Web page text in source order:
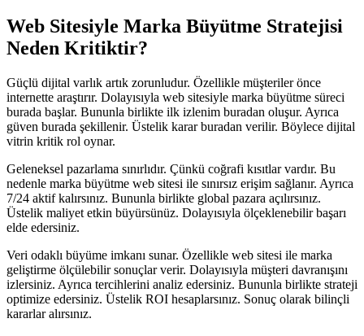
Web Sitesiyle Marka Büyütme Stratejisi
Neden Kritiktir?
Güçlü dijital varlık artık zorunludur. Özellikle müşteriler önce
internette araştırır. Dolayısıyla web sitesiyle marka büyütme süreci
burada başlar. Bununla birlikte ilk izlenim buradan oluşur. Ayrıca
güven burada şekillenir. Üstelik karar buradan verilir. Böylece dijital
vitrin kritik rol oynar.
Geleneksel pazarlama sınırlıdır. Çünkü coğrafi kısıtlar vardır. Bu
nedenle marka büyütme web sitesi ile sınırsız erişim sağlanır. Ayrıca
7/24 aktif kalırsınız. Bununla birlikte global pazara açılırsınız.
Üstelik maliyet etkin büyürsünüz. Dolayısıyla ölçeklenebilir başarı
elde edersiniz.
Veri odaklı büyüme imkanı sunar. Özellikle web sitesi ile marka
geliştirme ölçülebilir sonuçlar verir. Dolayısıyla müşteri davranışını
izlersiniz. Ayrıca tercihlerini analiz edersiniz. Bununla birlikte strateji
optimize edersiniz. Üstelik ROI hesaplarsınız. Sonuç olarak bilinçli
kararlar alırsınız.